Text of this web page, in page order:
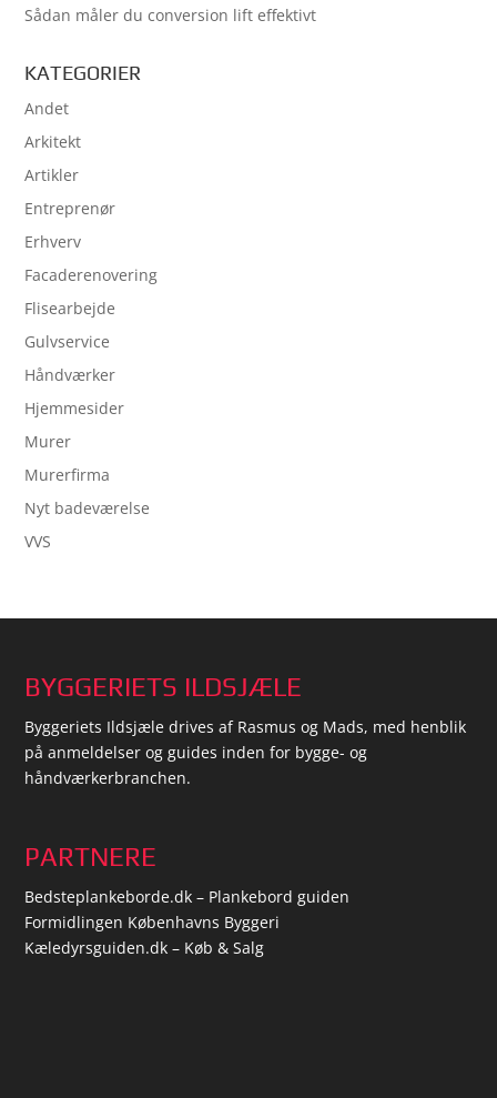
Sådan måler du conversion lift effektivt
KATEGORIER
Andet
Arkitekt
Artikler
Entreprenør
Erhverv
Facaderenovering
Flisearbejde
Gulvservice
Håndværker
Hjemmesider
Murer
Murerfirma
Nyt badeværelse
VVS
BYGGERIETS ILDSJÆLE
Byggeriets Ildsjæle drives af Rasmus og Mads, med henblik
på anmeldelser og guides inden for bygge- og
håndværkerbranchen.
PARTNERE
Bedsteplankeborde.dk – Plankebord guiden
Formidlingen Københavns Byggeri
Kæledyrsguiden.dk – Køb & Salg